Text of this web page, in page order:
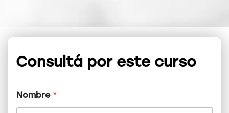
Consultá por este curso
Nombre *